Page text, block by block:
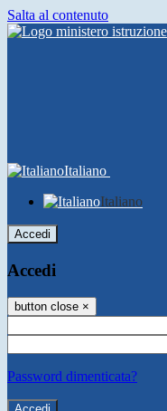
Salta al contenuto
Italiano
Italiano
Accedi
Accedi
button close ×
Password dimenticata?